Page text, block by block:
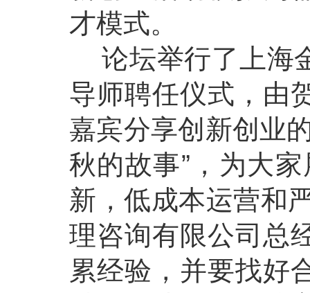
才模式。
论坛举行了上海
导师聘任仪式，由
嘉宾分享创新创业
秋的故事”，为大
新，低成本运营和
理咨询有限公司总
累经验，并要找好